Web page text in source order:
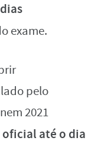
exame.
pelo
2021
até o dia